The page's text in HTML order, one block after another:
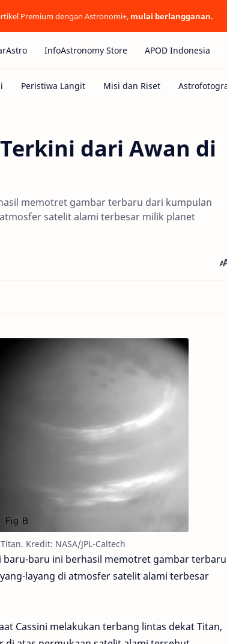
Premium dengan Astronomi+, mulai berlangganan.
InfoAstronomy Store APOD Indonesia
dari Awan di
memotret gambar terbaru dari kumpulan
satelit alami terbesar milik planet
Kredit: NASA/JPL-Caltech
baru-baru ini berhasil memotret gambar terbaru
layang di atmosfer satelit alami terbesar
Cassini melakukan terbang lintas dekat Titan,